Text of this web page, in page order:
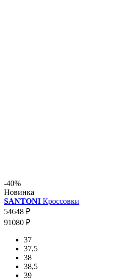
-40%
Новинка
SANTONI Кроссовки
54648 ₽
91080 ₽
37
37,5
38
38,5
39